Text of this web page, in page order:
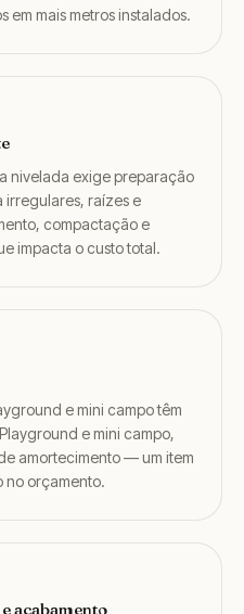
em mais metros instalados.
nivelada exige preparação
irregulares, raízes e
compactação e
impacta o custo total.
e mini campo têm
e mini campo,
amortecimento — um item
no orçamento.
acabamento